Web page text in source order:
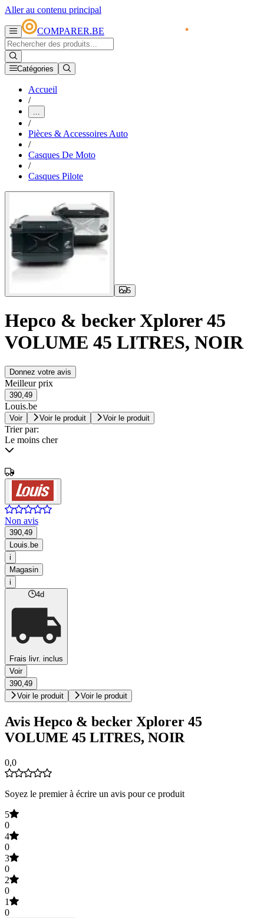
Aller au contenu principal
COMPARER.BE
Catégories
Accueil
/
...
/
Pièces & Accessoires Auto
/
Casques De Moto
/
Casques Pilote
5
Hepco & becker Xplorer 45
VOLUME 45 LITRES, NOIR
Donnez votre avis
Meilleur prix
390,49
Louis.be
Voir Voir le produit Voir le produit
Trier par:
Le moins cher
Non avis
390,49
Louis.be
i
Magasin
i
4d
Frais livr. inclus
Voir
390,49
Voir le produit
Voir le produit
Avis Hepco & becker Xplorer 45
VOLUME 45 LITRES, NOIR
0,0
Soyez le premier à écrire un avis pour ce produit
5
0
4
0
3
0
2
0
1
0